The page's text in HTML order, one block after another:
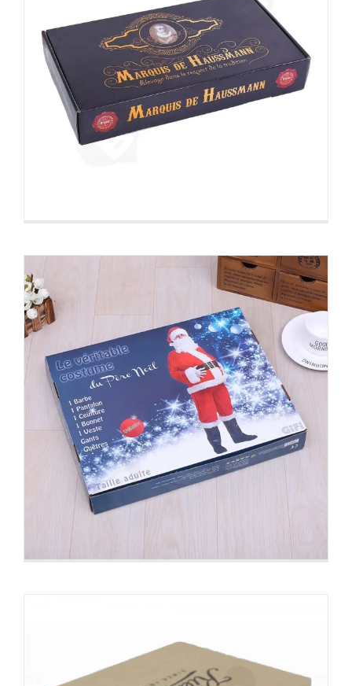
Boîte d’emballage d’expédition
de vêtements de Noël imprimée
sur mesure
Boîte d’expédition sécurisée pour
cosmétiques
Boîtes d'expédition personnalisées